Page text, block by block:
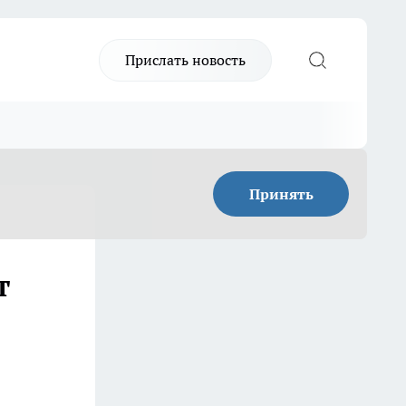
Прислать новость
Принять